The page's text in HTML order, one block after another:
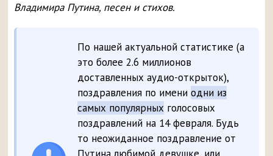
Владимира Путина, песен и стихов.
По нашей актуальной статистике (а
это более 2.6 миллионов
доставленных аудио-открыток),
поздравления по имениодни из
самых популярных голосовых
поздравлений на 14 февраля. Будь
то неожиданное поздравление от